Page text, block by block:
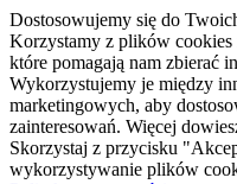
Dostosowujemy się do
Korzystamy z plików
które pomagają nam zbierać
Wykorzystujemy je między
marketingowych, aby
zainteresowań. Więcej
Skorzystaj z przycisku
wykorzystywanie plików